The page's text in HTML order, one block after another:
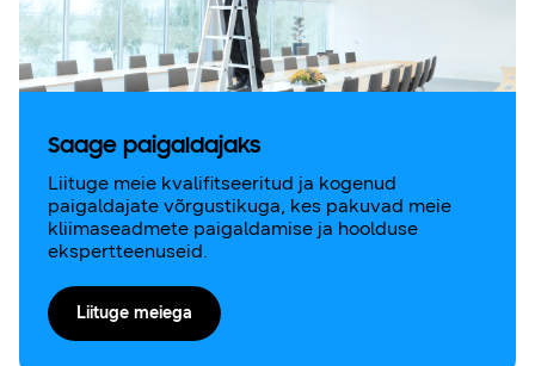
Saage paigaldajaks
Liituge meie kvalifitseeritud ja kogenud
paigaldajate võrgustikuga, kes pakuvad meie
kliimaseadmete paigaldamise ja hoolduse
ekspertteenuseid.
Liituge meiega